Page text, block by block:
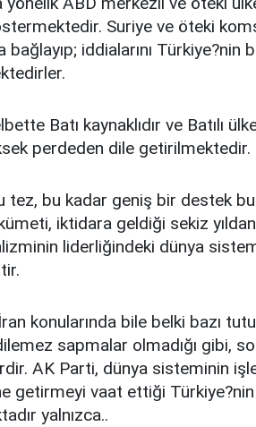
Suriye ve öteki
bağlayıp; iddialarını
Batı kaynaklıdır ve Batılı
perdeden dile getirilmektedir.
tez, bu kadar geniş bir destek
iktidara geldiği sekiz
liderliğindeki dünya
konularında bile belki bazı
sapmalar olmadığı gibi,
AK Parti, dünya sisteminin
getirmeyi vaat ettiği
yalnızca..